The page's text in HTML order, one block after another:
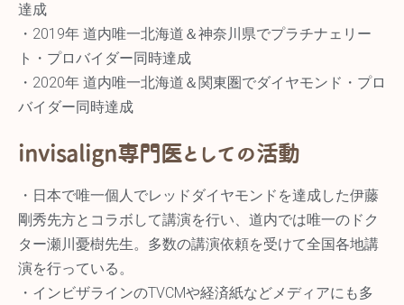
達成
・2019年 道内唯一北海道＆神奈川県でプラチナェリー
ト・プロバイダー同時達成
・2020年 道内唯一北海道＆関東圏でダイヤモンド・プロ
バイダー同時達成
invisalign専門医としての活動
・日本で唯一個人でレッドダイヤモンドを達成した伊藤
剛秀先方とコラボして講演を行い、道内では唯一のドク
ター瀬川憂樹先生。多数の講演依頼を受けて全国各地講
演を行っている。
・インビザラインのTVCMや経済紙などメディアにも多